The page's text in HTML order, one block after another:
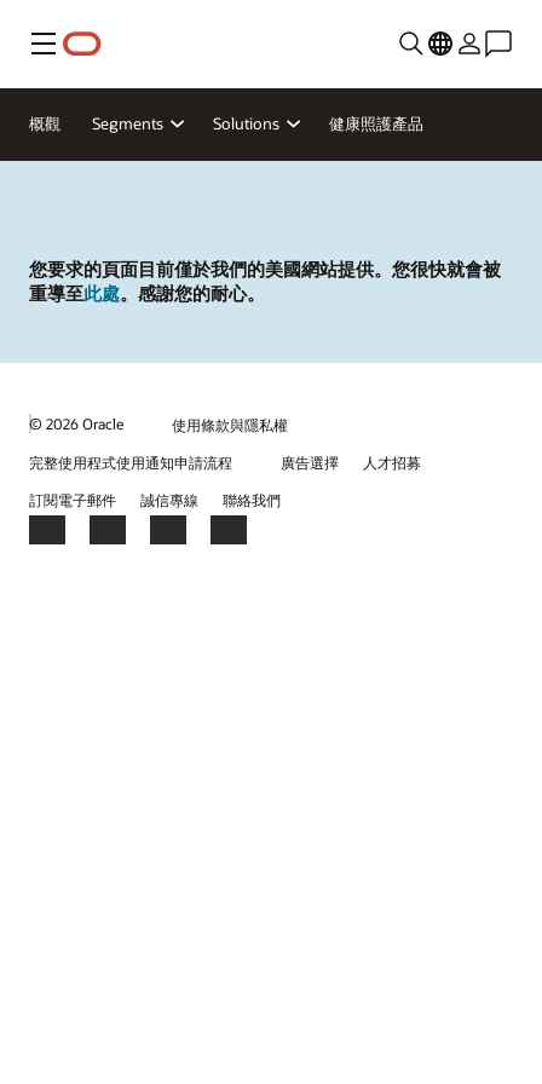
功能表
概觀 Segments Solutions 健康照護產品
您要求的頁面目前僅於我們的美國網站提供。您很快就會被
重導至此處。感謝您的耐心。
© 2026 Oracle
使用條款與隱私權
完整使用程式使用通知申請流程
廣告選擇
人才招募
訂閱電子郵件
誠信專線 聯絡我們
Facebook
X LinkedInYouTube